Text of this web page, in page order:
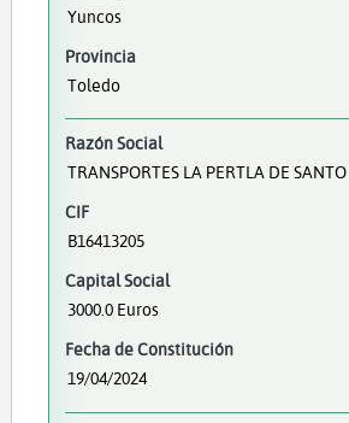
Yuncos
Provincia
Toledo
Razón Social
TRANSPORTES LA PERTLA DE
CIF
B16413205
Capital Social
3000.0 Euros
Fecha de Constitución
19/04/2024